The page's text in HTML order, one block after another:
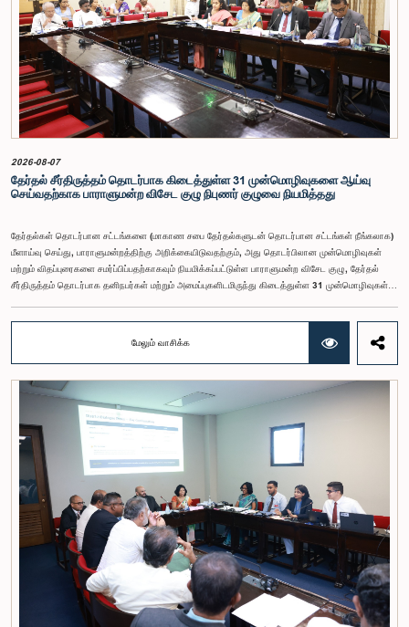
நிர்ணயிக்கப்பட்டதாக அதிகாரிகள் தெரிவித்தனர். இதற்கு முன்னர், சம்பளங்கள் மற்றும் பணியாளர்
ஆணைக்குழுவே இத்தகைய சம்பளங்களை நிர்ணயித்து வந்த போதிலும், தற்போது அத்தகைய
ஆணைக்குழு இல்லையெனவும் அதிகாரிகள் குறிப்பிட்டனர்.கணக்காய்வாளர் நாயகத்திற்கான
முன்மொழியப்பட்ட சம்பள மட்டத்தை குழு அங்கீகரித்திருந்தாலும், அப்பதவிக்கு வழங்கப்பட்டுள்ள
பொறுப்புகள் மற்றும் கடமைகளின் முக்கியத்துவத்தை கருத்தில் கொண்டு, அந்தச் சம்பளம் மேலும்
உயர்ந்த மட்டத்தில் இருக்க வேண்டும் என்ற கருத்தை குழுத் தலைவர் உள்ளிட்ட உறுப்பினர்கள்
முன்வைத்தனர்.அதன்படி, எதிர்காலத்தில் இச்சம்பள மட்டம் தொடர்பாக மேலும் கவனம் செலுத்தி
தேவையான தீர்மானங்கள் எடுக்கப்பட வேண்டியதன் அவசியம் குழுவில் வலியுறுத்தப்பட்டது. மேலும்,
நிரந்தரமானதும் சுயாதீனமானதுமான சம்பள மற்றும் பணியாளர் ஆணைக்குழுவை நிறுவுவதற்கான
யோசனையையும் குழுத் தலைவர் முன்வைத்தார்.
2026-08-07
தேர்தல் சீர்திருத்தம் தொடர்பாக கிடைத்துள்ள 31 முன்மொழிவுகளை ஆய்வு
செய்வதற்காக பாராளுமன்ற விசேட குழு நிபுணர் குழுவை நியமித்தது
தேர்தல்கள் தொடர்பான சட்டங்களை (மாகாண சபை தேர்தல்களுடன் தொடர்பான சட்டங்கள் நீங்கலாக)
மீளாய்வு செய்து, பாராளுமன்றத்திற்கு அறிக்கையிடுவதற்கும், அது தொடர்பிலான முன்மொழிவுகள்
மற்றும் விதப்புரைகளை சமர்ப்பிப்பதற்காகவும் நியமிக்கப்பட்டுள்ள பாராளுமன்ற விசேட குழு, தேர்தல்
சீர்திருத்தம் தொடர்பாக தனிநபர்கள் மற்றும் அமைப்புகளிடமிருந்து கிடைத்துள்ள 31 முன்மொழிவுகள்
நியமித்துள்ளது.கௌரவ பொது நிர்வாக, மாகாண சபைகள் மற்றும் உள்ளூராட்சி அமைச்சர் பேராசிரியர்
ஏ.எச்.எம்.எச்.அபயரத்ன அவர்கள் தலைமையில் அண்மையில் பாராளுமன்றத்தில் நடைபெற்ற குறித்த
விசேட குழுக் கூட்டத்தின் போதே இத்தீர்மானம் எடுக்கப்பட்டது.2004, 2007 மற்றும் 2022 ஆம்
ஆண்டுகளில் வெளியிடப்பட்ட பாராளுமன்ற விசேட குழுக்களின் அறிக்கைகள் மற்றும் தனிநபர்கள்,
அமைப்புகள் ஆகியவற்றினால் சமர்ப்பிக்கப்பட்டுள்ள 31 முன்மொழிவுகளை அடிப்படையாகக் கொண்டு
தேர்தல் சீர்திருத்தங்கள் தொடர்பாக விரிவான கலந்துரையாடல் இங்கு இடம்பெற்றது.உள்ளூராட்சி
மன்றத் தேர்தல் முறைக்காக கலப்பு தேர்தல் முறையை அறிமுகப்படுத்துதல், சிறு கட்சிகள் மற்றும்
சிறுபான்மை குழுக்களின் பிரதிநிதித்துவத்தை உறுதிப்படுத்துதல், பெண்களின் பிரதிநிதித்துவத்தை
மேம்படுத்துதல், மின்னணு வாக்களிப்பு முறையை அறிமுகப்படுத்துதல், முன்கூட்டியே வாக்களிக்கும்
வசதியை ஏற்படுத்துதல் உள்ளிட்ட பல்வேறு முன்மொழிவுகள் தொடர்பில் இக்கூட்டத்தில் விசேட கவனம்
செலுத்தப்பட்டது.மேலும், வெளிநாடுகளில் வாழும் இலங்கையர்களுக்கு வாக்களிக்கும் உரிமையை
வழங்குவது தொடர்பான முன்மொழிவுகளும் பரிசீலிக்கப்பட்டதுடன், அதற்குத் தேவையான சட்ட மற்றும்
நிர்வாக ஏற்பாடுகள் குறித்து மேலும் விரிவான ஆய்வு மேற்கொள்ள வேண்டியதன் அவசியமும்
வலியுறுத்தப்பட்டது.விசேட குழுவினால் நியமிக்கப்பட்டுள்ள நிபுணர் குழு, கிடைத்துள்ள 31
முன்மொழிவுகளையும் முந்தைய பாராளுமன்ற விசேட குழுக்களின் அறிக்கைகளையும் பகுப்பாய்வு
செய்து, நடைமுறைக்கு ஏற்ற பரிந்துரைகளைக் கொண்ட அறிக்கையொன்றைத் தயாரிக்கவுள்ளது.
அதனைத் தொடர்ந்து, அந்தப் பரிந்துரைகளை ஆராய்ந்து அடுத்தகட்ட நடவடிக்கைகளை முன்னெடுக்க
குழு தீர்மானித்தது.இக்கூட்டத்தில், குழு உறுப்பினரான அமைச்சர் கலாநிதி உபாலி பன்னிலகே மற்றும்
மேலும் வாசிக்க